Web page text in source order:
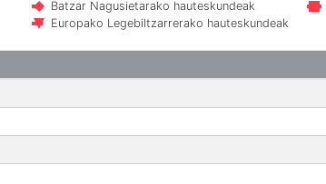
Batzar Nagusietarako hauteskundeak
Europako Legebiltzarrerako hauteskundeak